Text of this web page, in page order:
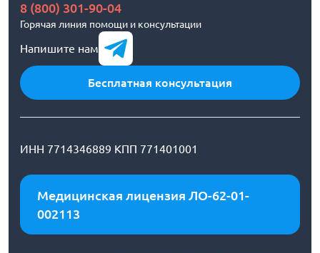
8 (800) 301-90-04
Горячая линия помощи и консультации
Напишите нам
Бесплатная консультация
ИНН 7714346889 КПП 771401001
Медицинская лицензия ЛО-62-01-
002113